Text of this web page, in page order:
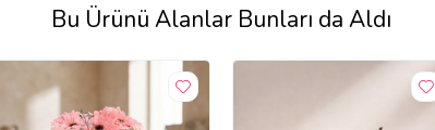
Bu Ürünü Alanlar Bunları da Aldı